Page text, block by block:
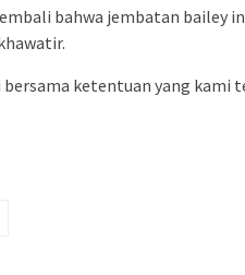
bahwa jembatan bailey
ketentuan yang kami